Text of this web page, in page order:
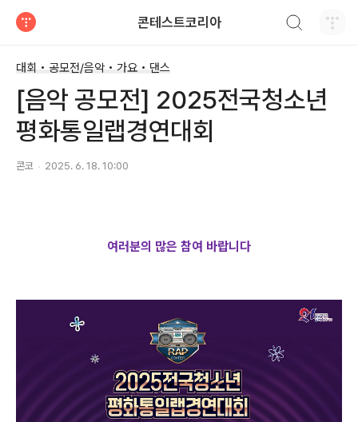
콘테스트코리아
대회 • 공모전/음악 • 가요 • 댄스
[음악 공모전] 2025전국청소년
평화통일랩경연대회
콘코 2025. 6. 18. 10:00
여러분의 많은 참여 바랍니다